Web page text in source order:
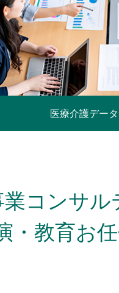
医療介護デー
コンサ
・教育お